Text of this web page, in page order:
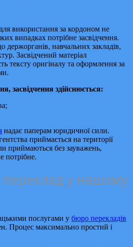
використання за кордоном не
випадках потрібне засвідчення.
навчальних закладів,
Засвідчений матеріал
тексту оригіналу та оформлення за
засвідчення здійснюється:
надає паперам юридичної сили.
приймається на території
приймаються без зауважень,
потрібне.
переклад у нашому
послугами у бюро перекладів
Процес максимально простий і